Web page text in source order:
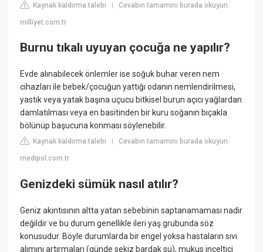
Kaynak kaldırma talebi |Cevabın tamamını burada okuyun:
milliyet.com.tr
Burnu tıkalı uyuyan çocuğa ne yapılır?
Evde alınabilecek önlemler ise soğuk buhar veren nem
cihazları ile bebek/çocuğun yattığı odanın nemlendirilmesi,
yastık veya yatak başına uçucu bitkisel burun açıcı yağlardan
damlatılması veya en basitinden bir kuru soğanın bıçakla
bölünüp başucuna konması söylenebilir.
Kaynak kaldırma talebi |Cevabın tamamını burada okuyun:
medipol.com.tr
Genizdeki sümük nasıl atılır?
Geniz akıntısının altta yatan sebebinin saptanamaması nadir
değildir ve bu durum genellikle ileri yaş grubunda söz
konusudur. Böyle durumlarda bir engel yoksa hastaların sıvı
alımını artırmaları (günde sekiz bardak su), mukus inceltici